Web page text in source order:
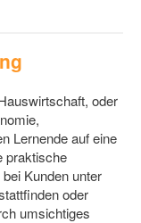
oder
Lernende auf eine
praktische
Kunden unter
oder
umsichtiges